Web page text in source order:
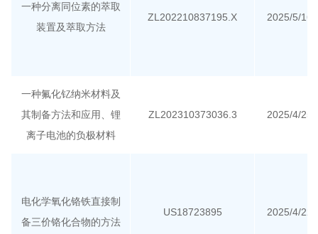
一种分离同位素的萃取
装置及萃取方法
ZL202210837195.X 2025/5/16
一种氟化钇纳米材料及
其制备方法和应用、锂
离子电池的负极材料
ZL202310373036.3 2025/4/25
电化学氧化铬铁直接制
备三价铬化合物的方法
US18723895 2025/4/22